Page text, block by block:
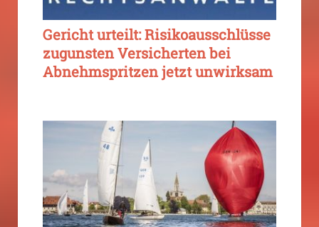
Gericht urteilt: Risikoausschlüsse
zugunsten Versicherten bei
Abnehmspritzen jetzt unwirksam